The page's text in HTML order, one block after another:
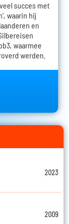
succes met
waarin hij
en
waarmee
werden.
2023
2009